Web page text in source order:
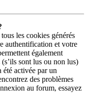
les cookies générés
authentification et votre
également
(s’ils sont lus ou non lus)
été activée par un
des problèmes
au forum, essayez